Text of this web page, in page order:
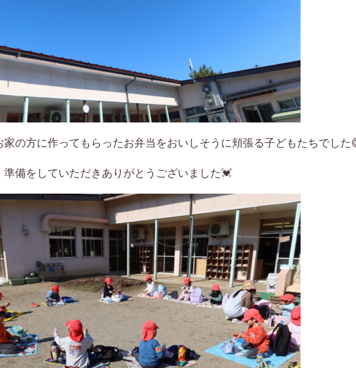
家の方に作ってもらったお弁当をおいしそうに頬張る子どもたちでした
準備をしていただきありがとうございました💓